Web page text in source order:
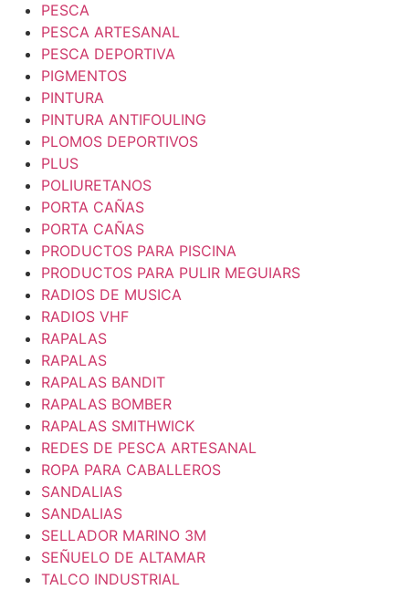
PESCA
PESCA ARTESANAL
PESCA DEPORTIVA
PIGMENTOS
PINTURA
PINTURA ANTIFOULING
PLOMOS DEPORTIVOS
PLUS
POLIURETANOS
PORTA CAÑAS
PORTA CAÑAS
PRODUCTOS PARA PISCINA
PRODUCTOS PARA PULIR MEGUIARS
RADIOS DE MUSICA
RADIOS VHF
RAPALAS
RAPALAS
RAPALAS BANDIT
RAPALAS BOMBER
RAPALAS SMITHWICK
REDES DE PESCA ARTESANAL
ROPA PARA CABALLEROS
SANDALIAS
SANDALIAS
SELLADOR MARINO 3M
SEÑUELO DE ALTAMAR
TALCO INDUSTRIAL